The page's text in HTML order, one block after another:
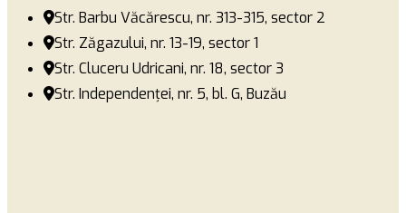
Str. Barbu Văcărescu, nr. 313-315, sector 2
Str. Zăgazului, nr. 13-19, sector 1
Str. Cluceru Udricani, nr. 18, sector 3
Str. Independenței, nr. 5, bl. G, Buzău